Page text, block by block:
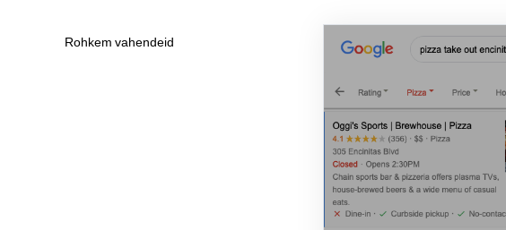
Rohkem vahendeid